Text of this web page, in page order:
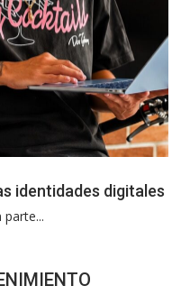
identidades digitales
parte...